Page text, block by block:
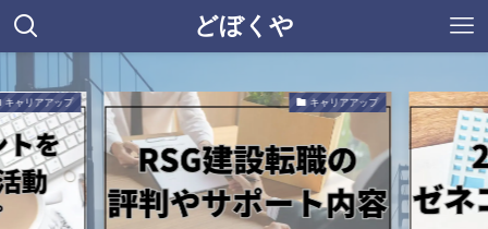
どぼくや
キャリアアップ キャリアアップ